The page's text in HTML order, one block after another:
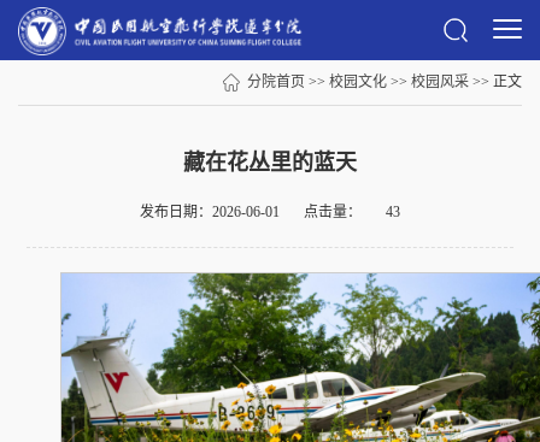
分院首页 >> 校园文化 >> 校园风采 >> 正文
藏在花丛里的蓝天
发布日期：2026-06-01 点击量： 43